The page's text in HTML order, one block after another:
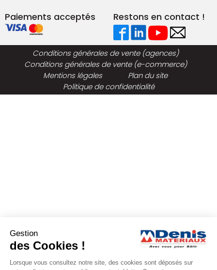
Paiements acceptés Restons en contact !
Conditions générales de vente (agences)
Conditions générales de vente (e-commerce)
Mentions légales
Plan du site
Politique de confidentialité
Gestion
des Cookies !
Lorsque vous consultez notre site, des cookies sont déposés sur